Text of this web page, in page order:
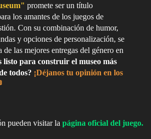
promete ser un título
los amantes de los juegos de
Con su combinación de humor,
y opciones de personalización, se
las mejores entregas del género en
listo para construir el museo más
todos? ¡Déjanos tu opinión en los
pueden visitar la página oficial del juego.